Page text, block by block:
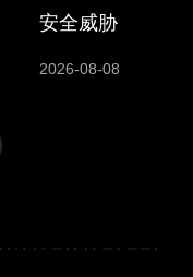
安全威胁
2026-08-08